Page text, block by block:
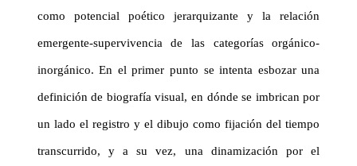
como potencial poético jerarquizante y la relación
emergente-supervivencia de las categorías orgánico-
inorgánico. En el primer punto se intenta esbozar una
definición de biografía visual, en dónde se imbrican por
un lado el registro y el dibujo como fijación del tiempo
transcurrido, y a su vez, una dinamización por el